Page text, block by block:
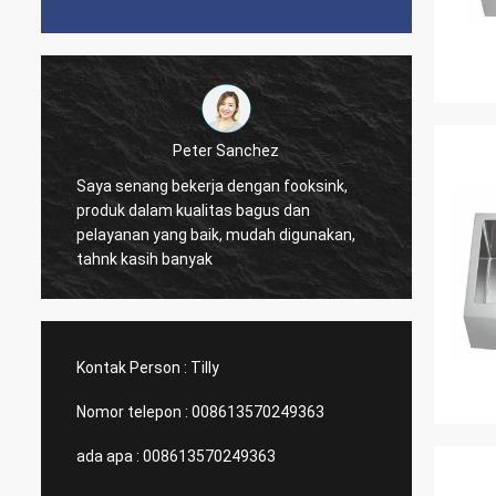
Peter Sanchez
Saya senang bekerja dengan fooksink,
produk dalam kualitas bagus dan
pelayanan yang baik, mudah digunakan,
tahnk kasih banyak
mudah
yang
Kontak Person : Tilly
Nomor telepon : 008613570249363
ada apa : 008613570249363